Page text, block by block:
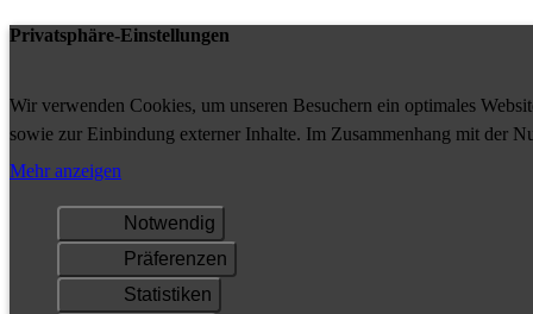
Privatsphäre-Einstellungen
Wir verwenden Cookies, um unseren Besuchern ein optimales
sowie zur Einbindung externer Inhalte. Im Zusammenhang mit der
Ihrem Gerät gespeichert und/oder abgerufen.
Mehr anzeigen
Notwendig
Präferenzen
Statistiken